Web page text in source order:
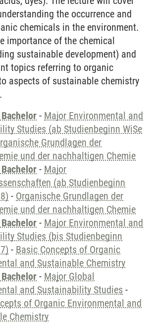
the occurrence and
chemicals in the environment.
importance of the chemical
sustainable development) and
topics referring to organic
aspects of sustainable chemistry
- Major Environmental and
Studies (ab Studienbeginn WiSe
Grundlagen der
und der nachhaltigen Chemie
- Major
(ab Studienbeginn
- Organische Grundlagen der
und der nachhaltigen Chemie
- Major Environmental and
Studies (bis Studienbeginn
- Basic Concepts of Organic
and Sustainable Chemistry
- Major Global
and Sustainability Studies -
of Organic Environmental and
Chemistry